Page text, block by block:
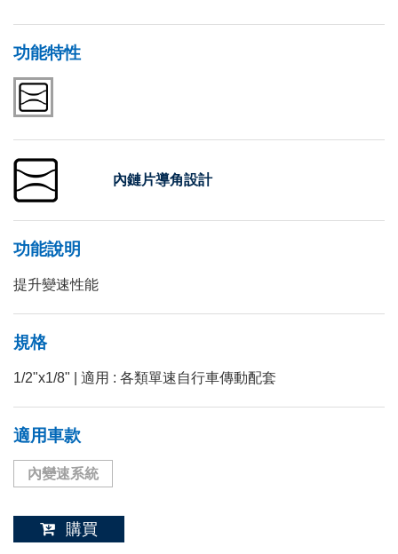
功能特性
內鏈片導角設計
功能說明
提升變速性能
規格
1/2"x1/8" | 適用 : 各類單速自行車傳動配套
適用車款
內變速系統
購買